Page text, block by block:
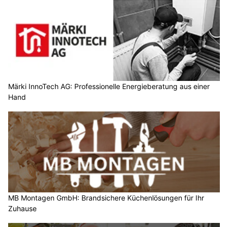
Märki InnoTech AG: Professionelle Energieberatung aus einer
Hand
MB Montagen GmbH: Brandsichere Küchenlösungen für Ihr
Zuhause